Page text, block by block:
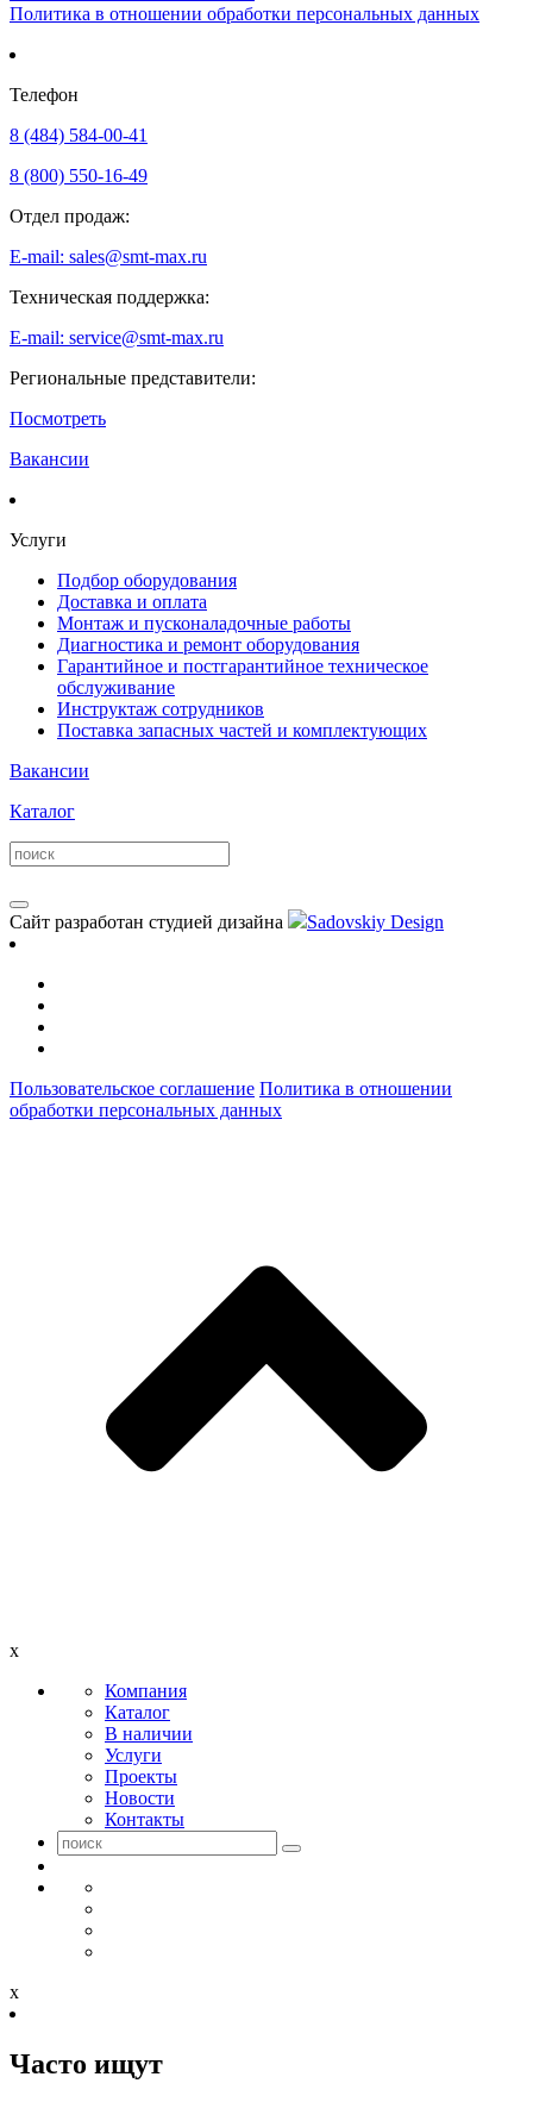
Политика в отношении обработки персональных данных
Телефон
8 (484) 584-00-41
8 (800) 550-16-49
Отдел продаж:
E-mail: sales@smt-max.ru
Техническая поддержка:
E-mail: service@smt-max.ru
Региональные представители:
Посмотреть
Вакансии
Услуги
Подбор оборудования
Доставка и оплата
Монтаж и пусконаладочные работы
Диагностика и ремонт оборудования
Гарантийное и постгарантийное техническое
обслуживание
Инструктаж сотрудников
Поставка запасных частей и комплектующих
Вакансии
Каталог
Сайт разработан студией дизайна Sadovskiy Design
Пользовательское соглашение Политика в отношении
обработки персональных данных
x
Компания
Каталог
В наличии
Услуги
Проекты
Новости
Контакты
x
Часто ищут